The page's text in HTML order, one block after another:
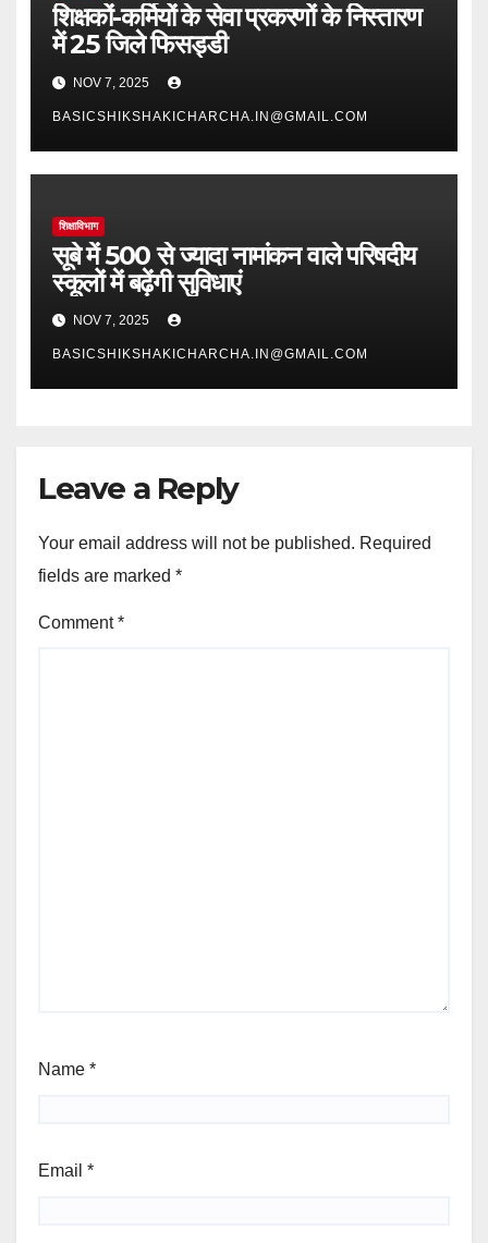
शिक्षकों-कर्मियों के सेवा प्रकरणों के निस्तारण
में 25 जिले फिसड्डी
NOV 7, 2025
BASICSHIKSHAKICHARCHA.IN@GMAIL.COM
शिक्षाविभाग
सूबे में 500 से ज्यादा नामांकन वाले परिषदीय
स्कूलों में बढ़ेंगी सुविधाएं
NOV 7, 2025
BASICSHIKSHAKICHARCHA.IN@GMAIL.COM
Leave a Reply
Your email address will not be published. Required
fields are marked *
Comment*
Name *
Email *